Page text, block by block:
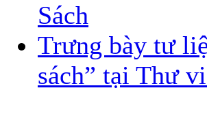
Sách
Trưng bày tư
sách” tại Thư